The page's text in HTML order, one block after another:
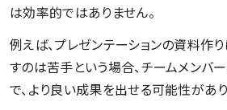
は効率的ではありません。
例えば、プレゼンテーションの資料作
すのは苦手という場合、チームメンバ
で、より良い成果を出せる可能性があり